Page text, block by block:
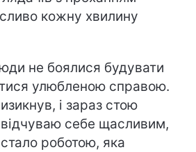
кожну хвилину
не боялися будувати
улюбленою справою.
і зараз стою
себе щасливим,
роботою, яка